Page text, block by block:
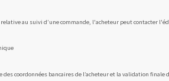
au suivi d’une commande, l'acheteur peut contacter
coordonnées bancaires de l’ache­teur et la validation finale